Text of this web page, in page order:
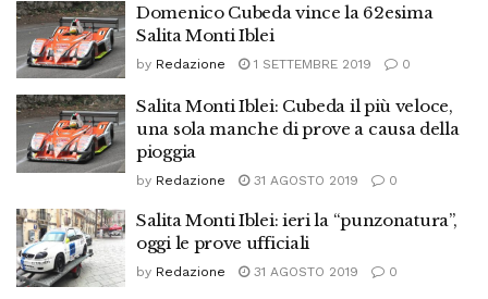
Domenico Cubeda vince la 62esima
Salita Monti Iblei
by Redazione 1 SETTEMBRE 2019 0
Salita Monti Iblei: Cubeda il più veloce,
una sola manche di prove a causa della
pioggia
by Redazione 31 AGOSTO 2019 0
Salita Monti Iblei: ieri la “punzonatura”,
oggi le prove ufficiali
by Redazione 31 AGOSTO 2019 0